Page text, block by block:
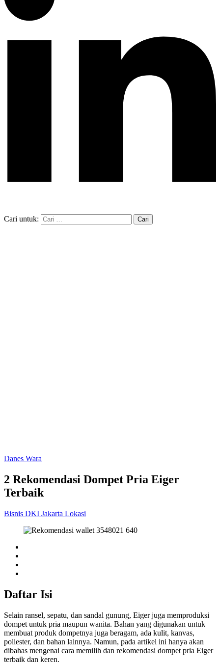
Cari untuk:
Danes Wara
2 Rekomendasi Dompet Pria Eiger
Terbaik
Bisnis DKI Jakarta Lokasi
Daftar Isi
Selain ransel, sepatu, dan sandal gunung, Eiger juga memproduksi
dompet untuk pria maupun wanita. Bahan yang digunakan untuk
membuat produk dompetnya juga beragam, ada kulit, kanvas,
poliester, dan bahan lainnya. Namun, pada artikel ini hanya akan
dibahas mengenai cara memilih dan rekomendasi dompet pria Eiger
terbaik dan keren.